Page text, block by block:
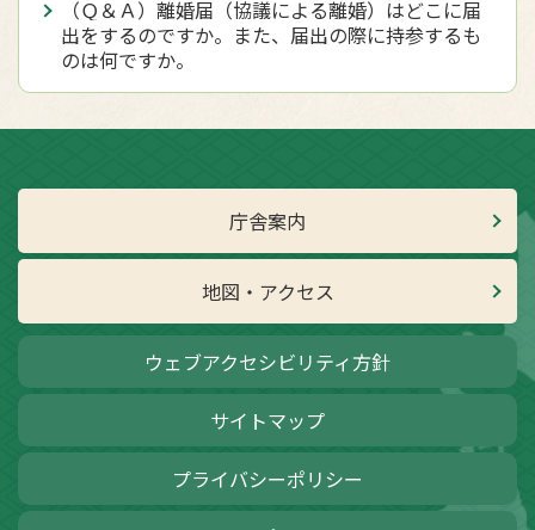
（Ｑ＆Ａ）離婚届（協議による離婚）はどこに届
出をするのですか。また、届出の際に持参するも
のは何ですか。
庁舎案内
地図・アクセス
ウェブアクセシビリティ方針
サイトマップ
プライバシーポリシー